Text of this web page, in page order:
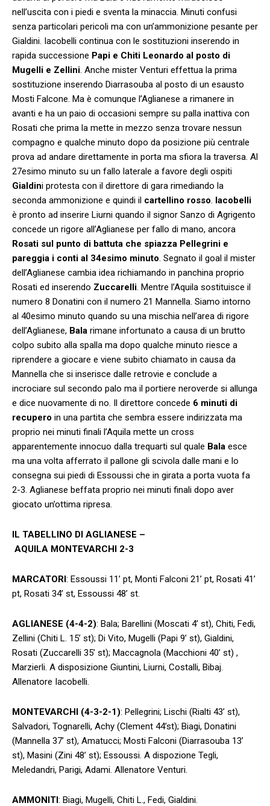
nell’uscita con i piedi e sventa la minaccia. Minuti confusi
senza particolari pericoli ma con un’ammonizione pesante per
Gialdini. Iacobelli continua con le sostituzioni inserendo in
rapida successione Papi e Chiti Leonardo al posto di
Mugelli e Zellini. Anche mister Venturi effettua la prima
sostituzione inserendo Diarrasouba al posto di un esausto
Mosti Falcone. Ma è comunque l’Aglianese a rimanere in
avanti e ha un paio di occasioni sempre su palla inattiva con
Rosati che prima la mette in mezzo senza trovare nessun
compagno e qualche minuto dopo da posizione più centrale
prova ad andare direttamente in porta ma sfiora la traversa. Al
27esimo minuto su un fallo laterale a favore degli ospiti
Gialdini protesta con il direttore di gara rimediando la
seconda ammonizione e quindi il cartellino rosso. Iacobelli
è pronto ad inserire Liurni quando il signor Sanzo di Agrigento
concede un rigore all’Aglianese per fallo di mano, ancora
Rosati sul punto di battuta che spiazza Pellegrini e
pareggia i conti al 34esimo minuto. Segnato il goal il mister
dell’Aglianese cambia idea richiamando in panchina proprio
Rosati ed inserendo Zuccarelli. Mentre l’Aquila sostituisce il
numero 8 Donatini con il numero 21 Mannella. Siamo intorno
al 40esimo minuto quando su una mischia nell’area di rigore
dell’Aglianese, Bala rimane infortunato a causa di un brutto
colpo subito alla spalla ma dopo qualche minuto riesce a
riprendere a giocare e viene subito chiamato in causa da
Mannella che si inserisce dalle retrovie e conclude a
incrociare sul secondo palo ma il portiere neroverde si allunga
e dice nuovamente di no. Il direttore concede 6 minuti di
recupero in una partita che sembra essere indirizzata ma
proprio nei minuti finali l’Aquila mette un cross
apparentemente innocuo dalla trequarti sul quale Bala esce
ma una volta afferrato il pallone gli scivola dalle mani e lo
consegna sui piedi di Essoussi che in girata a porta vuota fa
2-3. Aglianese beffata proprio nei minuti finali dopo aver
giocato un’ottima ripresa.
IL TABELLINO DI AGLIANESE –
AQUILA MONTEVARCHI 2-3
MARCATORI: Essoussi 11’ pt, Monti Falconi 21’ pt, Rosati 41’
pt, Rosati 34’ st, Essoussi 48’ st.
AGLIANESE (4-4-2): Bala; Barellini (Moscati 4’ st), Chiti, Fedi,
Zellini (Chiti L. 15’ st); Di Vito, Mugelli (Papi 9’ st), Gialdini,
Rosati (Zuccarelli 35’ st); Maccagnola (Macchioni 40’ st) ,
Marzierli. A disposizione Giuntini, Liurni, Costalli, Bibaj.
Allenatore Iacobelli.
MONTEVARCHI (4-3-2-1): Pellegrini; Lischi (Rialti 43’ st),
Salvadori, Tognarelli, Achy (Clement 44’st); Biagi, Donatini
(Mannella 37’ st), Amatucci; Mosti Falconi (Diarrasouba 13’
st), Masini (Zini 48’ st); Essoussi. A dispozione Tegli,
Meledandri, Parigi, Adami. Allenatore Venturi.
AMMONITI: Biagi, Mugelli, Chiti L., Fedi, Gialdini.